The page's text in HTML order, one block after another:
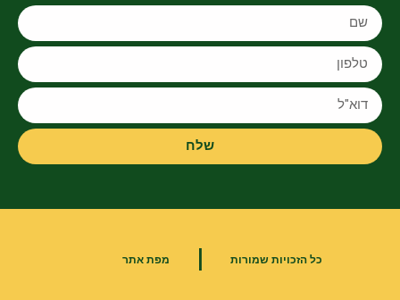
שלח
כל הזכויות שמורות | מפת אתר